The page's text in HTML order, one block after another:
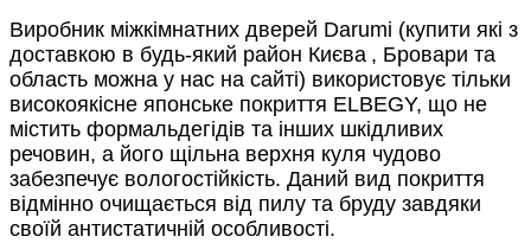
Виробник міжкімнатних дверей Darumi (купити які з
доставкою в будь-який район Києва , Бровари та
область можна у нас на сайті) використовує тільки
високоякісне японське покриття ELBEGY, що не
містить формальдегідів та інших шкідливих
речовин, а його щільна верхня куля чудово
забезпечує вологостійкість. Даний вид покриття
відмінно очищається від пилу та бруду завдяки
своїй антистатичній особливості.